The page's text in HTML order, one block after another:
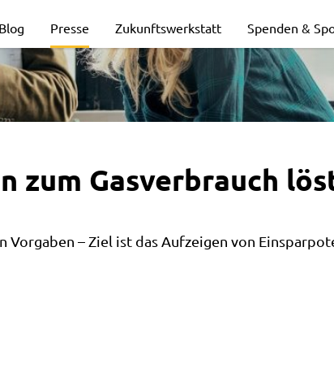
Blog Presse Zukunftswerkstatt Spenden &
zum Gasverbrauch
Vorgaben – Ziel ist das Aufzeigen von